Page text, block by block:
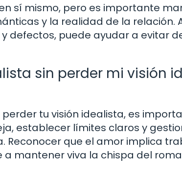
sí mismo, pero es importante
y la realidad de la relación.
defectos, puede ayudar a evitar
sin perder mi visión
tu visión idealista, es
establecer límites claros y
que el amor implica
mantener viva la chispa del